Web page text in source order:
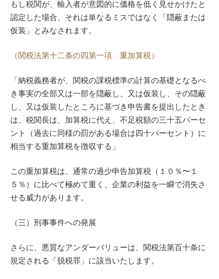
もし税関が、輸入者が意図的に価格を低く見せかけたと
認定した場合、それは単なるミスではなく「隠蔽または
仮装」とみなされます。
（関税法第十二条の四第一項 重加算税）
「納税義務者が、関税の課税標準の計算の基礎となるべ
き事実の全部又は一部を隠蔽し、又は仮装し、その隠蔽
し、又は仮装したところに基づき申告書を提出したとき
は、税関長は、加算税に代え、不足税額の三十五パーセ
ント（過去に同様の罰がある場合は四十パーセント）に
相当する重加算税を徴収する」
この重加算税は、通常の過少申告加算税（１０％〜１
５％）に比べて極めて重く、企業の利益を一瞬で消失さ
せる威力があります。
（三）刑事事件への発展
さらに、悪質なアンダーバリューは、関税法第百十条に
規定される「脱税罪」に該当いたします。